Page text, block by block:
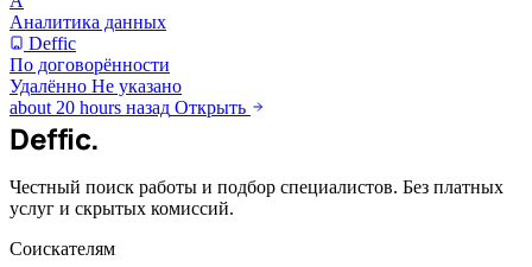
Аналитика данных
Deffic
По договорённости
Удалённо Не указано
about 20 hours назад Открыть
Deffic.
Честный поиск работы и подбор специалистов. Без платных
услуг и скрытых комиссий.
Соискателям